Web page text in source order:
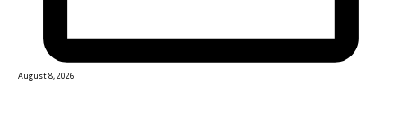
August 8, 2026